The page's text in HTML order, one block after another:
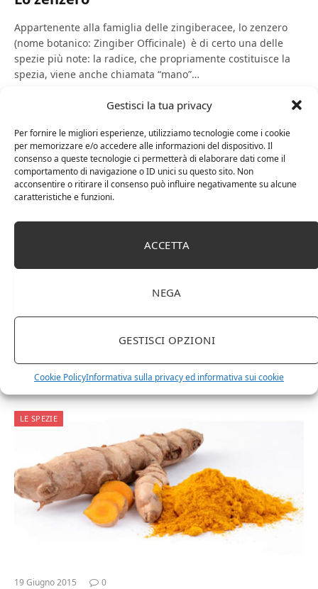
Gestisci la tua privacy
Per fornire le migliori esperienze, utilizziamo tecnologie come i cookie
per memorizzare e/o accedere alle informazioni del dispositivo. Il
consenso a queste tecnologie ci permetterà di elaborare dati come il
comportamento di navigazione o ID unici su questo sito. Non
acconsentire o ritirare il consenso può influire negativamente su alcune
caratteristiche e funzioni.
ACCETTA
NEGA
GESTISCI OPZIONI
Cookie PolicyInformativa sulla privacy ed informativa sui cookie
Appartenente alla famiglia delle zingiberacee, lo zenzero
(nome botanico: Zingiber Officinale) è di certo una delle
spezie più note: la radice, che propriamente costituisce la
spezia, viene anche chiamata “mano”…
originario dell’Asia occidentale e, come suggerisce il nome,
è stato coltivato nei paesi mediterranei fin dai tempi antichi
e ora vi si…
LE SPEZIE
19 Giugno 2015 0